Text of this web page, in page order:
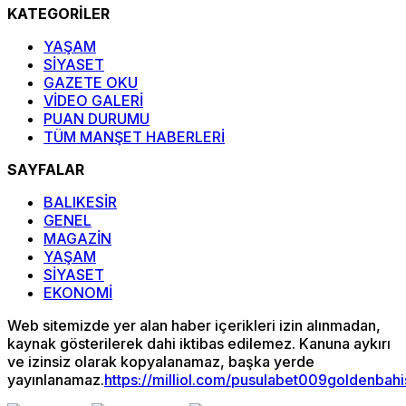
KATEGORİLER
YAŞAM
SİYASET
GAZETE OKU
VİDEO GALERİ
PUAN DURUMU
TÜM MANŞET HABERLERİ
SAYFALAR
BALIKESİR
GENEL
MAGAZİN
YAŞAM
SİYASET
EKONOMİ
Web sitemizde yer alan haber içerikleri izin alınmadan,
kaynak gösterilerek dahi iktibas edilemez. Kanuna aykırı
ve izinsiz olarak kopyalanamaz, başka yerde
yayınlanamaz.https://milliol.com/pusulabet009